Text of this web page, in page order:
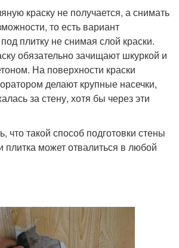
краску не получается, а снимать
то есть вариант
плитку не снимая слой краски.
обязательно зачищают шкуркой и
На поверхности краски
делают крупные насечки,
за стену, хотя бы через эти
что такой способ подготовки стены
может отвалиться в любой